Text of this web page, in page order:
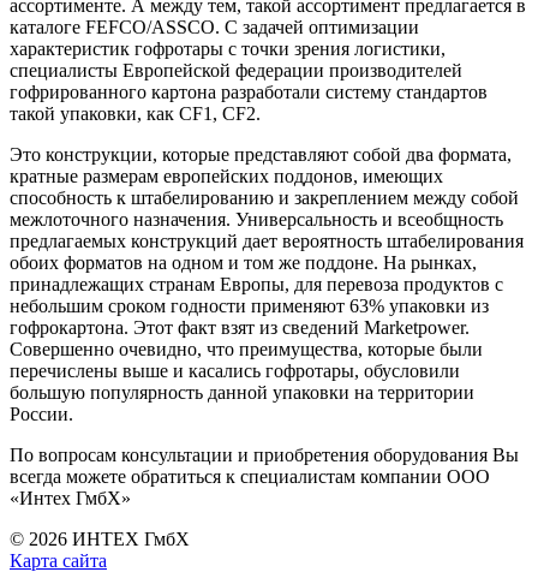
ассортименте. А между тем, такой ассортимент предлагается в
каталоге FEFCO/ASSCO. С задачей оптимизации
характеристик гофротары с точки зрения логистики,
специалисты Европейской федерации производителей
гофрированного картона разработали систему стандартов
такой упаковки, как CF1, CF2.
Это конструкции, которые представляют собой два формата,
кратные размерам европейских поддонов, имеющих
способность к штабелированию и закреплением между собой
межлоточного назначения. Универсальность и всеобщность
предлагаемых конструкций дает вероятность штабелирования
обоих форматов на одном и том же поддоне. На рынках,
принадлежащих странам Европы, для перевоза продуктов с
небольшим сроком годности применяют 63% упаковки из
гофрокартона. Этот факт взят из сведений Marketpower.
Совершенно очевидно, что преимущества, которые были
перечислены выше и касались гофротары, обусловили
большую популярность данной упаковки на территории
России.
По вопросам консультации и приобретения оборудования Вы
всегда можете обратиться к специалистам компании ООО
«Интех ГмбХ»
© 2026 ИНТЕХ ГмбХ
Карта сайта